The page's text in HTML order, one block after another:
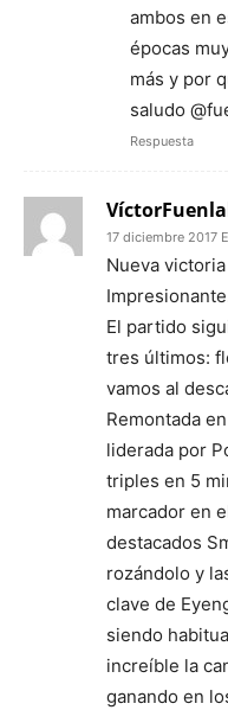
ambos en
épocas
más y por
saludo
Respuesta
17 diciembre 2017
Nueva
El partido
tres últimos:
vamos al
Remontada
liderada por
triples en 5
marcador en
destacados
rozándolo y
clave de
siendo
increíble la
ganando en